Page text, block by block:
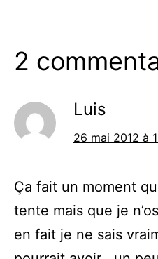
2
Luis
26 mai 2012 à
Ça fait un moment
tente mais que je
en fait je ne sais